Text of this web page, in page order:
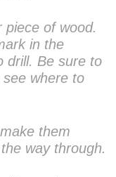
of wood.
in the
drill. Be sure to
where to
them
way through.